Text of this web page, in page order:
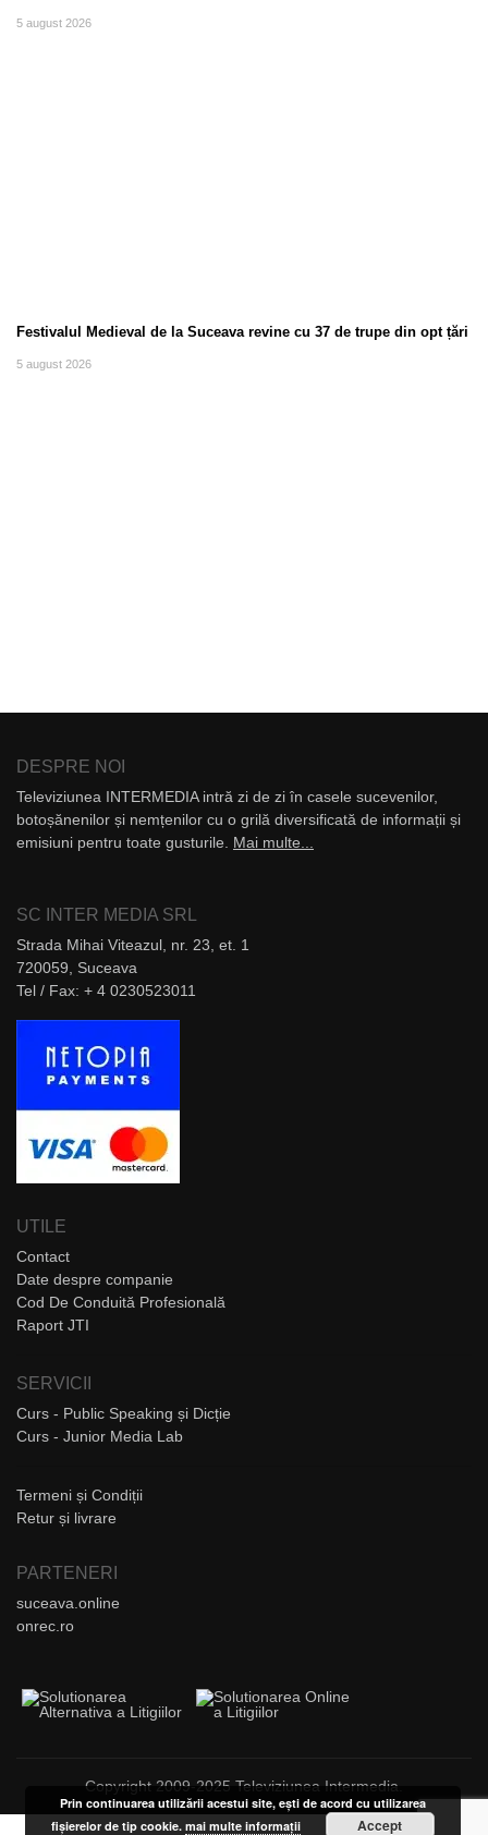
5 august 2026
Festivalul Medieval de la Suceava revine cu 37 de trupe din opt țări
5 august 2026
DESPRE NOI
Televiziunea INTERMEDIA intră zi de zi în casele sucevenilor,
botoșănenilor și nemțenilor cu o grilă diversificată de informații și
emisiuni pentru toate gusturile. Mai multe...
SC INTER MEDIA SRL
Strada Mihai Viteazul, nr. 23, et. 1
720059, Suceava
Tel / Fax: + 4 0230523011
UTILE
Contact
Date despre companie
Cod De Conduită Profesională
Raport JTI
SERVICII
Curs - Public Speaking și Dicție
Curs - Junior Media Lab
Termeni și Condiții
Retur și livrare
PARTENERI
suceava.online
onrec.ro
Copyright 2009-2025 Televiziunea Intermedia.
Prin continuarea utilizării acestui site, ești de acord cu utilizarea
fișierelor de tip cookie. mai multe informații Accept